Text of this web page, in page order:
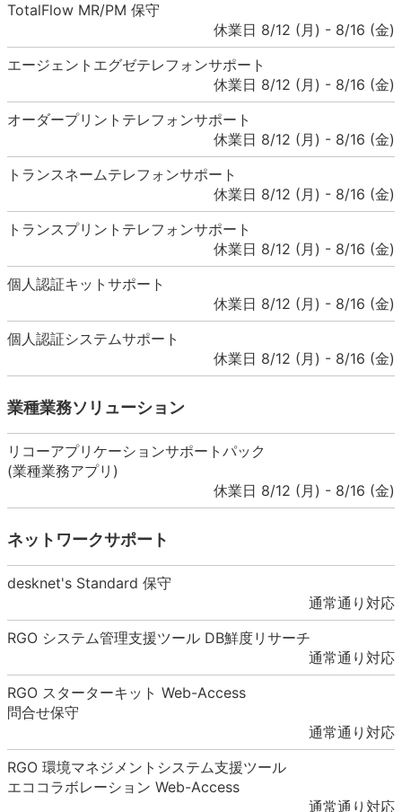
TotalFlow MR/PM 保守
休業日 8/12 (月) - 8/16 (金)
エージェントエグゼテレフォンサポート
休業日 8/12 (月) - 8/16 (金)
オーダープリントテレフォンサポート
休業日 8/12 (月) - 8/16 (金)
トランスネームテレフォンサポート
休業日 8/12 (月) - 8/16 (金)
トランスプリントテレフォンサポート
休業日 8/12 (月) - 8/16 (金)
個人認証キットサポート
休業日 8/12 (月) - 8/16 (金)
個人認証システムサポート
休業日 8/12 (月) - 8/16 (金)
業種業務ソリューション
リコーアプリケーションサポートパック
(業種業務アプリ)
休業日 8/12 (月) - 8/16 (金)
ネットワークサポート
desknet's Standard 保守
通常通り対応
RGO システム管理支援ツール DB鮮度リサーチ
通常通り対応
RGO スターターキット Web-Access
問合せ保守
通常通り対応
RGO 環境マネジメントシステム支援ツール
エココラボレーション Web-Access
通常通り対応